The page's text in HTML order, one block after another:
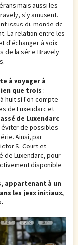
mais aussi les
s'y amusent.
issus du monde de
La relation entre les
d'échanger à voix
de la série Bravely
à voyager à
que trois :
huit si l'on compte
de Luxendarc et
de Luxendarc
éviter de possibles
Ainsi, par
S. Court et
de Luxendarc, pour
disponible
appartenant à un
les jeux initiaux,